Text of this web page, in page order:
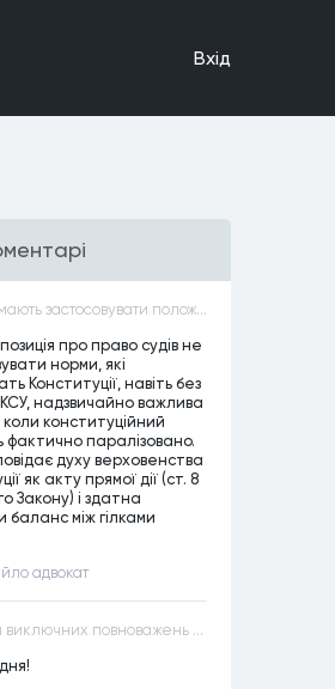
Вхiд
Суди не мають застосовувати положення законів, які не відповідають Конституції, незалежно від того, чи визнавалися вони Конституційним Судом України неконституційними, тобто закони, що суперечать Конституції України не можуть застосовуватися навіть у випадках, коли вони є чинними
про право судів не
норми, які
Конституції, навіть без
надзвичайно важлива
коли конституційний
фактично паралізовано.
духу верховенства
як акту прямої дії (ст. 8
Закону) і здатна
баланс між гілками
адвокат
Доктрина виключних повноважень VS Доктрина прихованих повноважень